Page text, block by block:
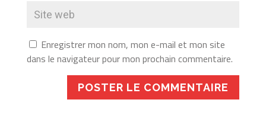
Enregistrer mon nom, mon e-mail et mon site
dans le navigateur pour mon prochain commentaire.